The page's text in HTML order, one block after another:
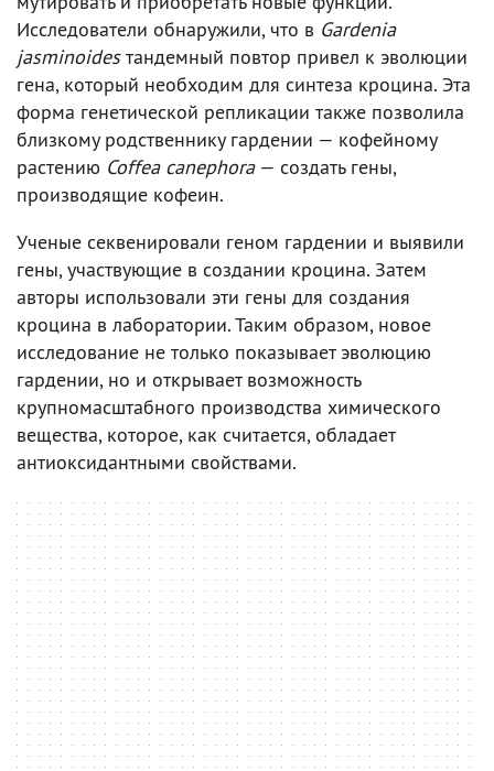
Исследователи обнаружили, что в Gardenia
jasminoidesтандемный повтор привел к эволюции
гена, который необходим для синтеза кроцина. Эта
форма генетической репликации также позволила
близкому родственнику гардении — кофейному
растению Coffea canephora— создать гены,
производящие кофеин.
Ученые секвенировали геном гардении и выявили
гены, участвующие в создании кроцина. Затем
авторы использовали эти гены для создания
кроцина в лаборатории. Таким образом, новое
исследование не только показывает эволюцию
гардении, но и открывает возможность
крупномасштабного производства химического
вещества, которое, как считается, обладает
антиоксидантными свойствами.